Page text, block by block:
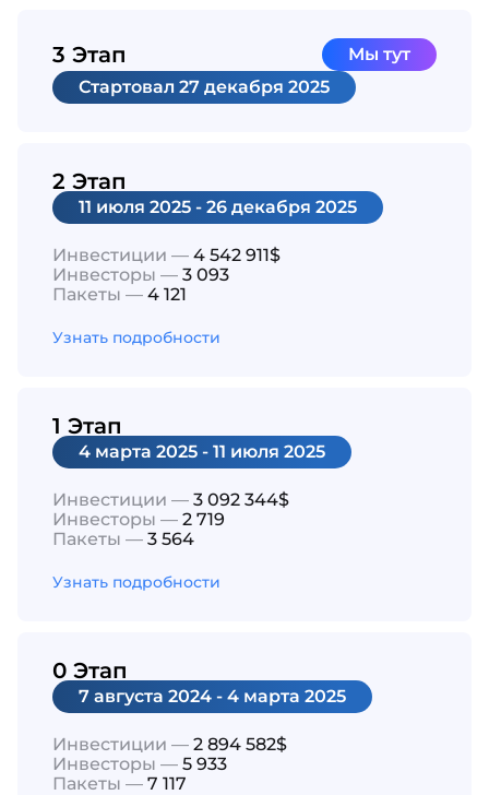
3 Этап
Мы тут
Cтартовал 27 декабря 2025
2 Этап
11 июля 2025 - 26 декабря 2025
Инвестиции — 4 542 911$
Инвесторы — 3 093
Пакеты — 4 121
Узнать подробности
1 Этап
4 марта 2025 - 11 июля 2025
Инвестиции — 3 092 344$
Инвесторы — 2 719
Пакеты — 3 564
Узнать подробности
0 Этап
7 августа 2024 - 4 марта 2025
Инвестиции — 2 894 582$
Инвесторы — 5 933
Пакеты — 7 117